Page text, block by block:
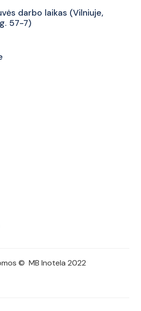
darbo laikas (Vilniuje,
57-7)
© MB Inotela 2022